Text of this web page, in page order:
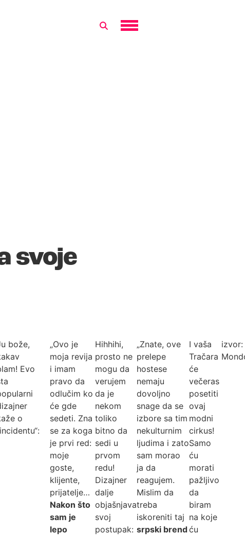
svoje
bože,
Evo
o
„Ovo je
moja revija
i imam
pravo da
odlučim ko
će gde
sedeti. Zna
se za koga
je prvi red:
moje
goste,
klijente,
prijatelje…
Nakon što
sam je
lepo
Hihhihi,
prosto ne
mogu da
verujem
da je
nekom
toliko
bitno da
sedi u
prvom
redu!
Dizajner
dalje
objašnjava
svoj
postupak:
„Znate, ove
prelepe
hostese
nemaju
dovoljno
snage da se
izbore sa tim
nekulturnim
ljudima i zato
sam morao
ja da
reagujem.
Mislim da
treba
iskoreniti taj
srpski brend
I vaša
Tračara
će
večeras
posetiti
ovaj
modni
cirkus!
Samo
ću
morati
pažljivo
da
biram
na koje
ću
izvor: